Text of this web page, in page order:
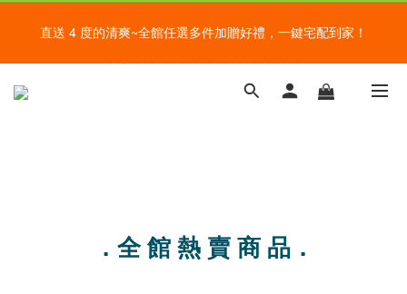
吃菜~
直送 4 度的清爽~全館任選多件加贈好禮，一鍵宅配到家！
給爸爸一錠超能力~全館滿額加贈祕魯瑪卡錠，父親節好好感謝~
．全 館 熱 賣 商 品．